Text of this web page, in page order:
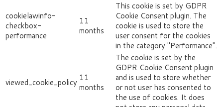
cookielawinfo-
checkbox-
performance
11
months
This cookie is set by GDPR
Cookie Consent plugin. The
cookie is used to store the
user consent for the cookies
in the category "Performance".
viewed_cookie_policy 11
months
The cookie is set by the
GDPR Cookie Consent plugin
and is used to store whether
or not user has consented to
the use of cookies. It does